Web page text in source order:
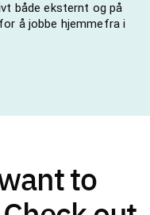
både eksternt og på
å jobbe hjemmefra i
to